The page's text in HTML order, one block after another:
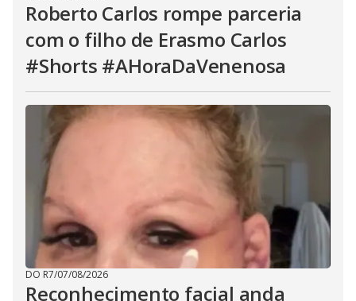
Roberto Carlos rompe parceria
com o filho de Erasmo Carlos
#Shorts #AHoraDaVenenosa
DO R7/07/08/2026
Reconhecimento facial anda